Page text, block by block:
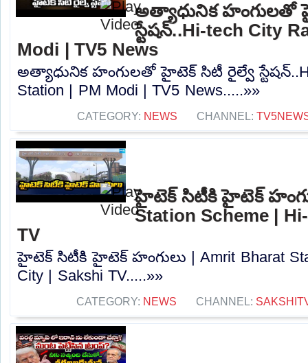
అత్యాధునిక హంగులతో
స్టేషన్..Hi-tech City
Modi | TV5 News
అత్యాధునిక హంగులతో హైటెక్ సిటీ రైల్వే
Station | PM Modi | TV5 News.....»»
CATEGORY: NEWS CHANNEL:
హైటెక్ సిటీకి హైటెక్
Station Scheme |
TV
హైటెక్ సిటీకి హైటెక్ హంగులు | Amrit Bharat
City | Sakshi TV.....»»
CATEGORY: NEWS CHANNEL: